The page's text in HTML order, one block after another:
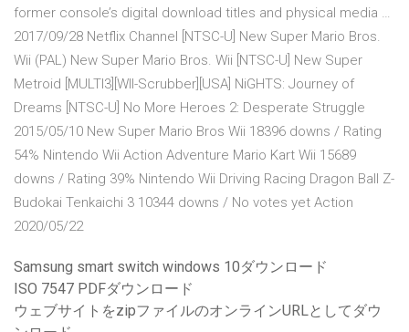
former console’s digital download titles and physical media …
2017/09/28 Netflix Channel [NTSC-U] New Super Mario Bros.
Wii (PAL) New Super Mario Bros. Wii [NTSC-U] New Super
Metroid [MULTI3][WII-Scrubber][USA] NiGHTS: Journey of
Dreams [NTSC-U] No More Heroes 2: Desperate Struggle
2015/05/10 New Super Mario Bros Wii 18396 downs / Rating
54% Nintendo Wii Action Adventure Mario Kart Wii 15689
downs / Rating 39% Nintendo Wii Driving Racing Dragon Ball Z-
Budokai Tenkaichi 3 10344 downs / No votes yet Action
2020/05/22
Samsung smart switch windows 10ダウンロード
ISO 7547 PDFダウンロード
ウェブサイトをzipファイルのオンラインURLとしてダウ